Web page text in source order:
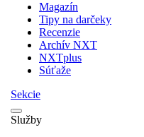
Magazín
Tipy na darčeky
Recenzie
Archív NXT
NXTplus
Súťaže
Sekcie
Služby